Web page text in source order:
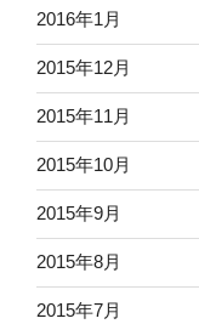
2016年1月
2015年12月
2015年11月
2015年10月
2015年9月
2015年8月
2015年7月